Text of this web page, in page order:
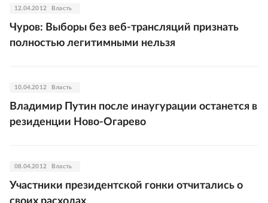
12.04.2012 Власть
Чуров: Выборы без веб-трансляций признать
полностью легитимными нельзя
10.04.2012 Власть
Владимир Путин после инаугурации останется в
резиденции Ново-Огарево
08.04.2012 Власть
Участники президентской гонки отчитались о